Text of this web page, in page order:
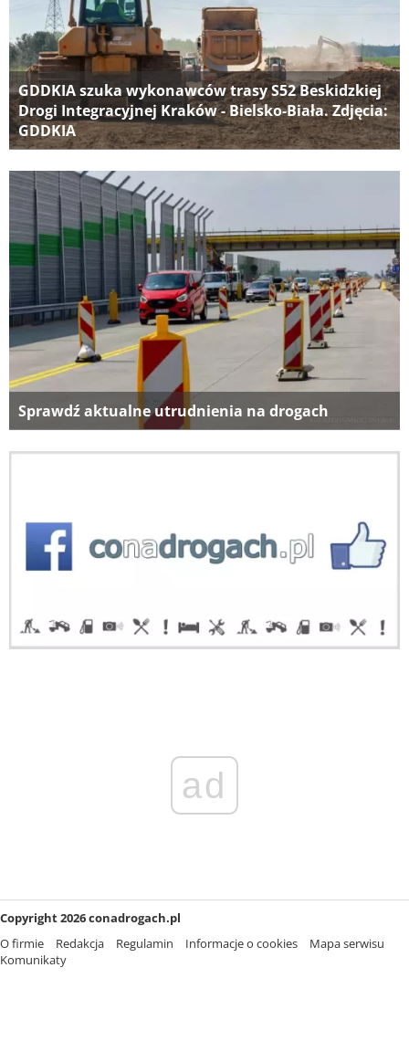
GDDKIA szuka wykonawców trasy S52 Beskidzkiej
Drogi Integracyjnej Kraków - Bielsko-Biała. Zdjęcia:
GDDKIA
Sprawdź aktualne utrudnienia na drogach
ad
Copyright 2026 conadrogach.pl
O firmie
Redakcja Regulamin Informacje o cookies
Mapa serwisu
Komunikaty